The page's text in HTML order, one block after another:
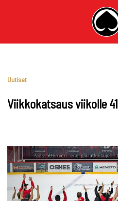
Viikkokatsaus viikolle 41
Uutiset